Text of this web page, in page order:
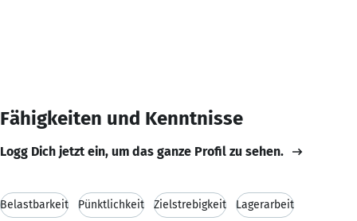
Fähigkeiten und Kenntnisse
Logg Dich jetzt ein, um das ganze Profil zu sehen.
Belastbarkeit Pünktlichkeit Zielstrebigkeit Lagerarbeit